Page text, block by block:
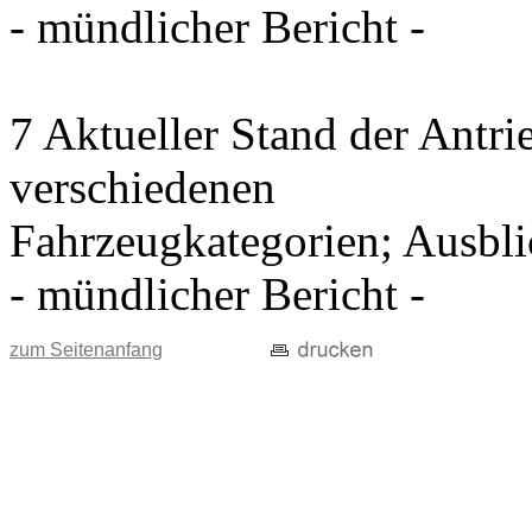
- mündlicher Bericht -
7 Aktueller Stand der
verschiedenen
Fahrzeugkategorien;
- mündlicher Bericht -
zum Seitenanfang